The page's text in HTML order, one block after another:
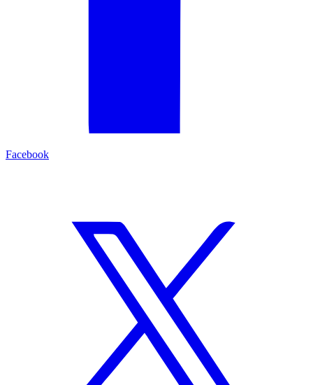
Facebook